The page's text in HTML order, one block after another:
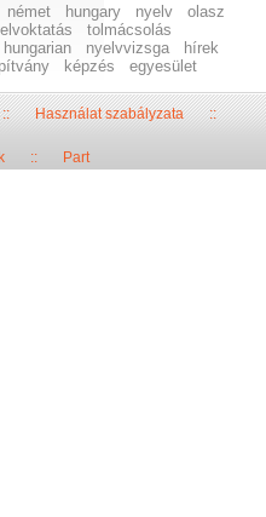
német hungary nyelv
olasz
tolmácsolás
hungarian nyelvvizsga
hírek
képzés egyesület
Használat szabályzata::
:: Part